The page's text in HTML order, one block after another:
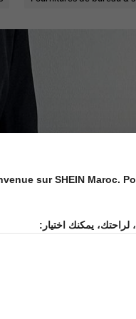
sur SHEIN Maroc.
يمكنك اختيار: